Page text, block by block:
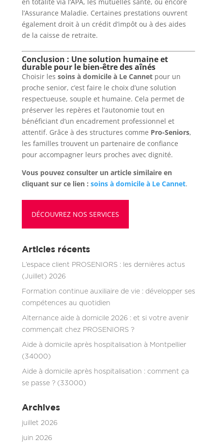
l’Assurance Maladie. Certaines prestations ouvrent
également droit à un crédit d’impôt ou à des aides
de la caisse de retraite.
Conclusion : Une solution humaine et
durable pour le bien-être des aînés
Choisir les soins à domicile à Le Cannetpour un
proche senior, c’est faire le choix d’une solution
respectueuse, souple et humaine. Cela permet de
préserver les repères et l’autonomie tout en
bénéficiant d’un encadrement professionnel et
attentif. Grâce à des structures comme Pro-Seniors,
les familles trouvent un partenaire de confiance
pour accompagner leurs proches avec dignité.
Vous pouvez consulter un article similaire en
cliquant sur ce lien : soins à domicile à Le Cannet.
DÉCOUVREZ NOS SERVICES
Articles récents
L’espace client PROSENIORS : les dernières actus
(Juillet) 2026
Formation continue auxiliaire de vie : développer ses
compétences au quotidien
Alternance aide à domicile 2026 : et si votre avenir
commençait chez PROSENIORS ?
Aide à domicile après hospitalisation à Montpellier
(34000)
Aide à domicile après hospitalisation : comment ça
se passe ? (33000)
Archives
juillet 2026
juin 2026